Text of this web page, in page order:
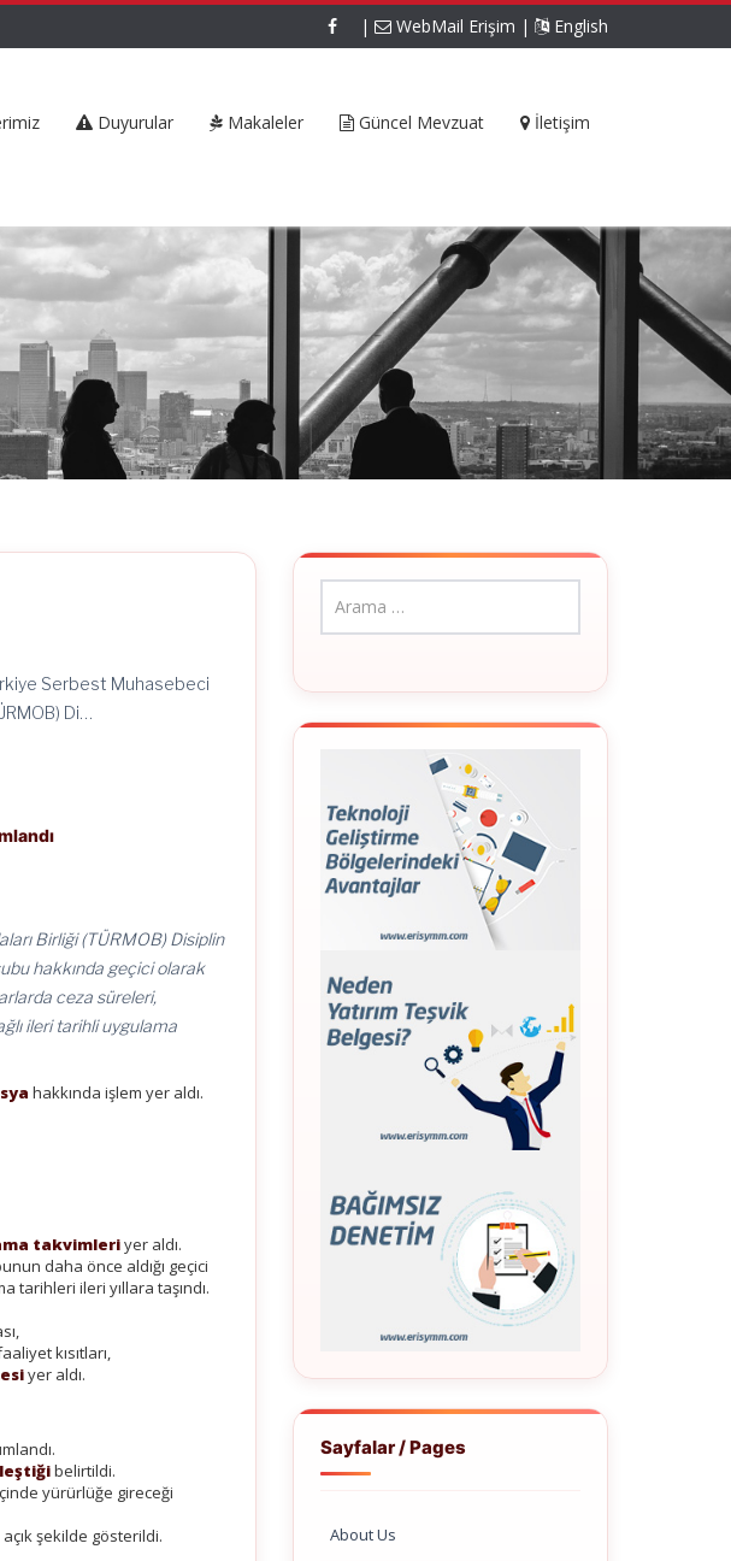
| WebMail Erişim | English
Duyurular Makaleler Güncel Mevzuat İletişim
Serbest Muhasebeci
Di…
Birliği (TÜRMOB) Disiplin
hakkında geçici olarak
ceza süreleri,
ileri tarihli uygulama
hakkında işlem yer aldı.
takvimleriyer aldı.
daha önce aldığı geçici
tarihleri ileri yıllara taşındı.
kısıtları,
yer aldı.
belirtildi.
yürürlüğe gireceği
şekilde gösterildi.
Sayfalar / Pages
About Us